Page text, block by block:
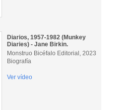
Diarios, 1957-1982 (Munkey
Diaries) - Jane Birkin.
Monstruo Bicéfalo Editorial, 2023
Biografía
Ver vídeo